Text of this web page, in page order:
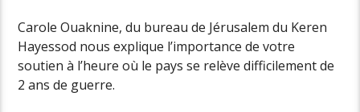
Carole Ouaknine, du bureau de Jérusalem du Keren
Hayessod nous explique l’importance de votre
soutien à l’heure où le pays se relève difficilement de
2 ans de guerre.